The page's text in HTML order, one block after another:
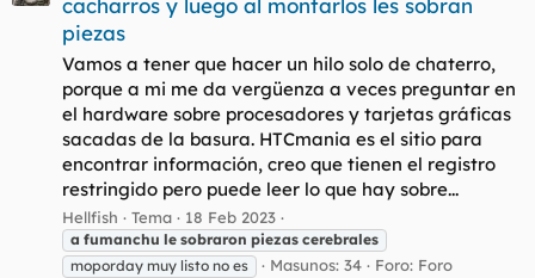
cacharros y luego al montarlos les sobran
piezas
Vamos a tener que hacer un hilo solo de chaterro,
porque a mi me da vergüenza a veces preguntar en
el hardware sobre procesadores y tarjetas gráficas
sacadas de la basura. HTCmania es el sitio para
encontrar información, creo que tienen el registro
restringido pero puede leer lo que hay sobre...
Hellfish Tema 18 Feb 2023
a fumanchu le sobraron piezas cerebrales
moporday muy listo no es
Masunos: 34 Foro: Foro